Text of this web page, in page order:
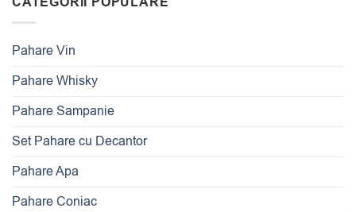
Pahare Vin
Pahare Whisky
Pahare Sampanie
Set Pahare cu Decantor
Pahare Apa
Pahare Coniac